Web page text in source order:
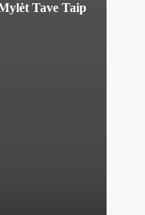
Tave Taip